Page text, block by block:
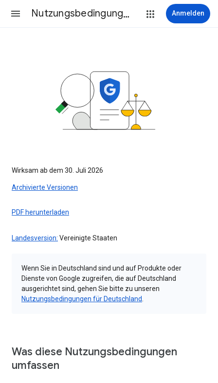
Nutzungsbedingungen Anmelden
Wirksam ab dem 30. Juli 2026
Archivierte Versionen
PDF herunterladen
Landesversion: Vereinigte Staaten
Wenn Sie in Deutschland sind und auf Produkte oder
Dienste von Google zugreifen, die auf Deutschland
ausgerichtet sind, gehen Sie bitte zu unseren
Nutzungsbedingungen für Deutschland
Was diese Nutzungsbedingungen
umfassen